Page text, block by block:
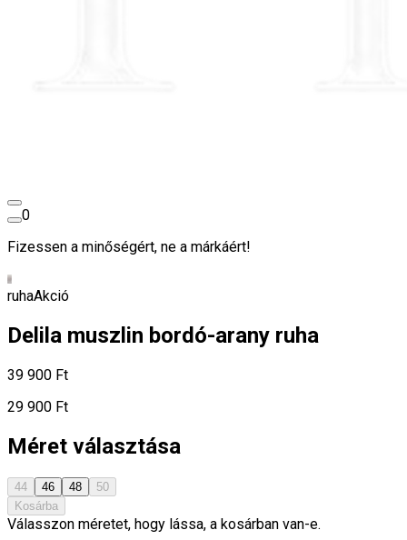
0
Fizessen a minőségért, ne a márkáért!
ruhaAkció
Delila muszlin bordó-arany ruha
39 900 Ft
29 900 Ft
Méret választása
44 46 48
50
Kosárba
Válasszon méretet, hogy lássa, a kosárban van-e.